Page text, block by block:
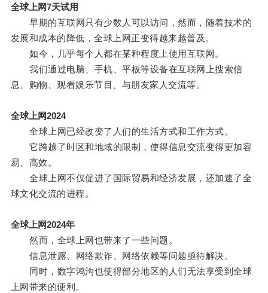
全球上网7天试用
早期的互联网只有少数人可以访问，然而，随着技术的
发展和成本的降低，全球上网正变得越来越普及。
如今，几乎每个人都在某种程度上使用互联网。
我们通过电脑、手机、平板等设备在互联网上搜索信
息、购物、观看娱乐节目、与朋友家人交流等。
全球上网2024
全球上网已经改变了人们的生活方式和工作方式。
它跨越了时区和地域的限制，使得信息交流变得更加容
易、高效。
全球上网不仅促进了国际贸易和经济发展，还加速了全
球文化交流的进程。
全球上网2024年
然而，全球上网也带来了一些问题。
信息泄露、网络欺诈、网络依赖等问题亟待解决。
同时，数字鸿沟也使得部分地区的人们无法享受到全球
上网带来的便利。